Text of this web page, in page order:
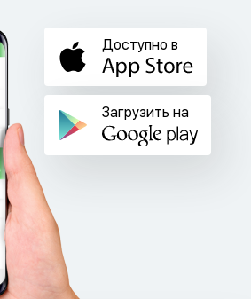
Доступно в
Загрузить на